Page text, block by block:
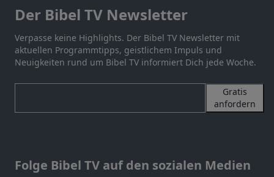
Der Bibel TV Newsletter
Verpasse keine Highlights. Der Bibel TV Newsletter mit
aktuellen Programmtipps, geistlichem Impuls und
Neuigkeiten rund um Bibel TV informiert Dich jede Woche.
Gratis
anfordern
Folge Bibel TV auf den sozialen Medien